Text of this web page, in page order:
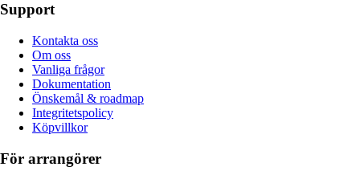
Support
Kontakta oss
Om oss
Vanliga frågor
Dokumentation
Önskemål & roadmap
Integritetspolicy
Köpvillkor
För arrangörer